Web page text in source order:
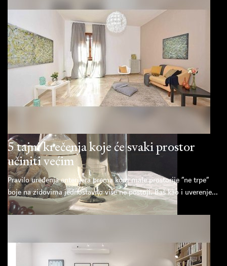
5 tajni krečenja koje će svaki prostor
učiniti većim
Pravilo uređenja enterijera prema kom male prostorije “ne trpe”
boje na zidovima jednostavno više ne postoji. Baš kao i uverenje...